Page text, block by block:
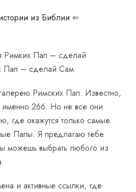
из Библии ⇐
Римких Пап – сделай
Пап – сделай Сам
Римских Пап. Известно,
266. Но не все они
где окажутся только самые
Папы. Я предлагаю тебе
можешь выбрать любого из
и активные ссылки, где